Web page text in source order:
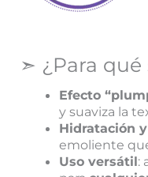
➣ ¿Para
Efecto
y suaviza la
Hidratación
emoliente
Uso versátil: